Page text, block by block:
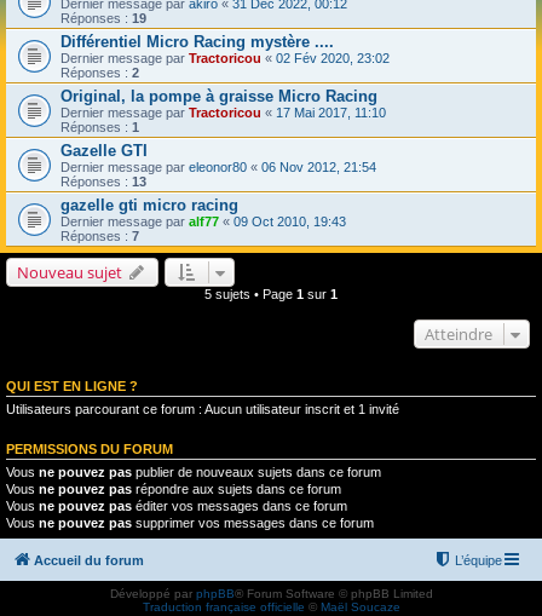
Dernier message par akiro « 31 Déc 2022, 00:12
Réponses : 19
Différentiel Micro Racing mystère ....
Dernier message par Tractoricou « 02 Fév 2020, 23:02
Réponses : 2
Original, la pompe à graisse Micro Racing
Dernier message par Tractoricou « 17 Mai 2017, 11:10
Réponses : 1
Gazelle GTI
Dernier message par eleonor80 « 06 Nov 2012, 21:54
Réponses : 13
gazelle gti micro racing
Dernier message par alf77 « 09 Oct 2010, 19:43
Réponses : 7
Nouveau sujet
5 sujets • Page 1 sur 1
Atteindre
QUI EST EN LIGNE ?
Utilisateurs parcourant ce forum : Aucun utilisateur inscrit et 1 invité
PERMISSIONS DU FORUM
Vous ne pouvez pas publier de nouveaux sujets dans ce forum
Vous ne pouvez pas répondre aux sujets dans ce forum
Vous ne pouvez pas éditer vos messages dans ce forum
Vous ne pouvez pas supprimer vos messages dans ce forum
Accueil du forum L’équipe
Développé par phpBB® Forum Software © phpBB Limited
Traduction française officielle © Maël Soucaze